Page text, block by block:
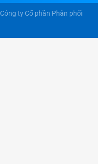
Công ty Cổ phần Phân phối